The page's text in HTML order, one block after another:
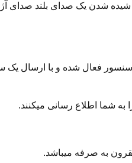
شیده شدن یک صدای بلند صدای
فعال شده و با ارسال یک
به شما اطلاع رسانی میکنند.
به صرفه میباشد.